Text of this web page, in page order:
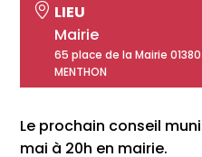
LIEU
Mairie
65 place de la Mairie 01380
MENTHON
Le prochain conseil
mai à 20h en mairie.